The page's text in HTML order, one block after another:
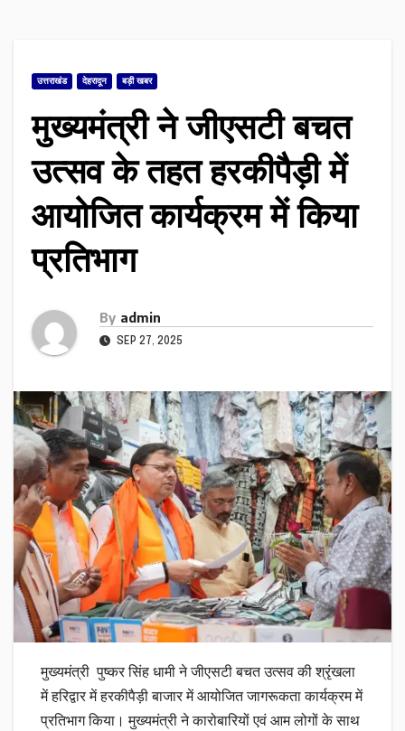
उत्तराखंड देहरादून बड़ी खबर
मुख्यमंत्री ने जीएसटी बचत
उत्सव के तहत हरकीपैड़ी में
आयोजित कार्यक्रम में किया
प्रतिभाग
By admin
SEP 27, 2025
मुख्यमंत्री पुष्कर सिंह धामी ने जीएसटी बचत उत्सव की श्रृंखला
में हरिद्वार में हरकीपैड़ी बाजार में आयोजित जागरूकता कार्यक्रम में
प्रतिभाग किया। मुख्यमंत्री ने कारोबारियों एवं आम लोगों के साथ